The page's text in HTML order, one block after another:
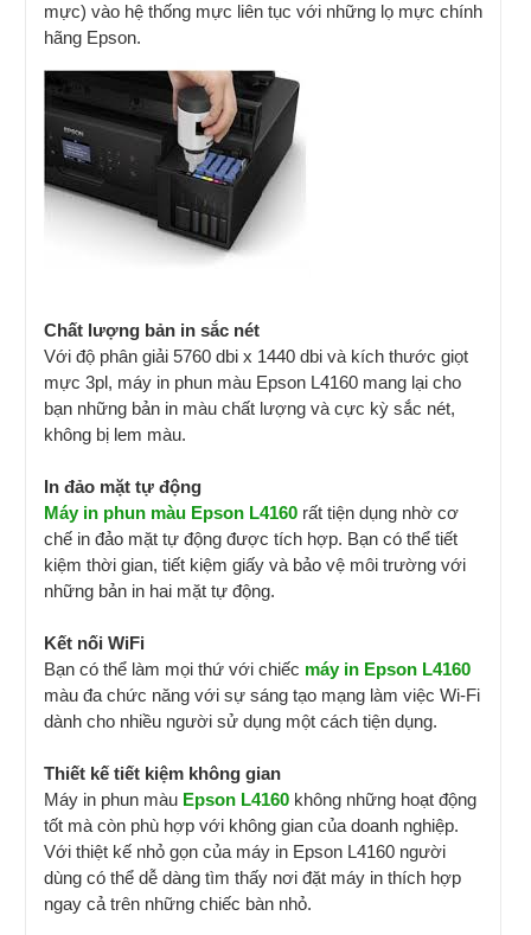
mực) vào hệ thống mực liên tục với những lọ mực chính
hãng Epson.
Chất lượng bản in sắc nét
Với độ phân giải 5760 dbi x 1440 dbi và kích thước giọt
mực 3pl, máy in phun màu Epson L4160 mang lại cho
bạn những bản in màu chất lượng và cực kỳ sắc nét,
không bị lem màu.
In đảo mặt tự động
Máy in phun màu Epson L4160 rất tiện dụng nhờ cơ
chế in đảo mặt tự động được tích hợp. Bạn có thể tiết
kiệm thời gian, tiết kiệm giấy và bảo vệ môi trường với
những bản in hai mặt tự động.
Kết nối WiFi
Bạn có thể làm mọi thứ với chiếc máy in Epson L4160
màu đa chức năng với sự sáng tạo mạng làm việc Wi-Fi
dành cho nhiều người sử dụng một cách tiện dụng.
Thiết kế tiết kiệm không gian
Máy in phun màu Epson L4160 không những hoạt động
tốt mà còn phù hợp với không gian của doanh nghiệp.
Với thiệt kế nhỏ gọn của máy in Epson L4160 người
dùng có thể dễ dàng tìm thấy nơi đặt máy in thích hợp
ngay cả trên những chiếc bàn nhỏ.